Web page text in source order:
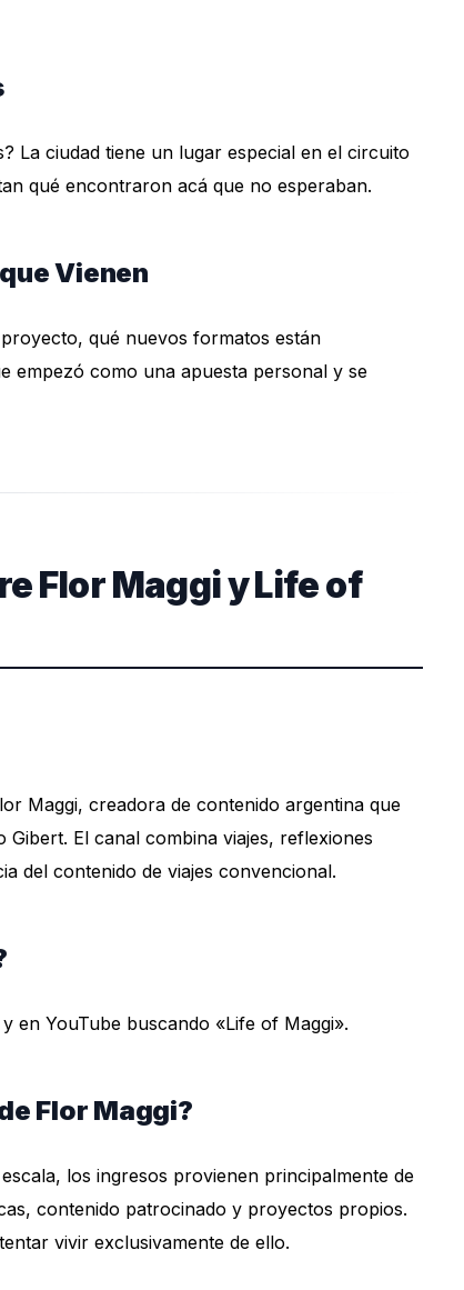
La ciudad tiene un lugar especial en el circuito
qué encontraron acá que no esperaban.
Vienen
qué nuevos formatos están
empezó como una apuesta personal y se
Flor Maggi y Life of
Maggi, creadora de contenido argentina que
El canal combina viajes, reflexiones
del contenido de viajes convencional.
en YouTube buscando «Life of Maggi».
Flor Maggi?
los ingresos provienen principalmente de
contenido patrocinado y proyectos propios.
vivir exclusivamente de ello.